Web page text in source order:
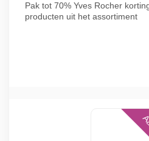
Pak tot 70% Yves Rocher
producten uit het assortiment